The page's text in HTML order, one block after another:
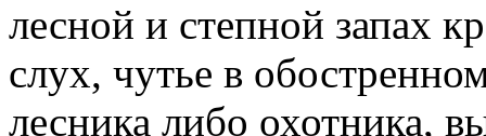
лесной и степной запах
слух, чутье в
лесника либо охотника,